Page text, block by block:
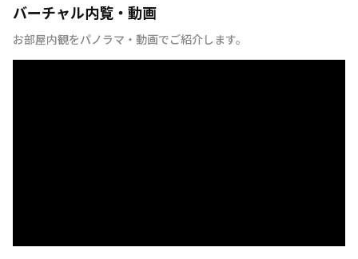
バーチャル内覧・動画
お部屋内観をパノラマ・動画でご紹介します。